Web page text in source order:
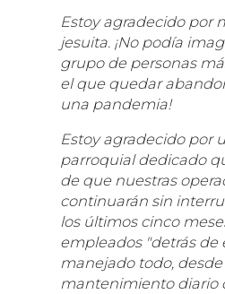
Estoy agradecido por
jesuita. ¡No podía
grupo de personas
el que quedar
una pandemia!
Estoy agradecido por
parroquial dedicado
de que nuestras
continuarán sin
los últimos cinco
empleados "detrás de
manejado todo, desde
mantenimiento diario